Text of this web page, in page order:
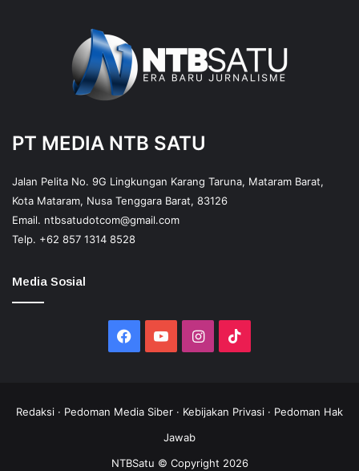
PT MEDIA NTB SATU
Jalan Pelita No. 9G Lingkungan Karang Taruna, Mataram Barat,
Kota Mataram, Nusa Tenggara Barat, 83126
Email. ntbsatudotcom@gmail.com
Telp. +62 857 1314 8528
Media Sosial
Facebook
YouTubeInstagram
Redaksi · Pedoman Media Siber · Kebijakan Privasi · Pedoman Hak
Jawab
NTBSatu © Copyright 2026